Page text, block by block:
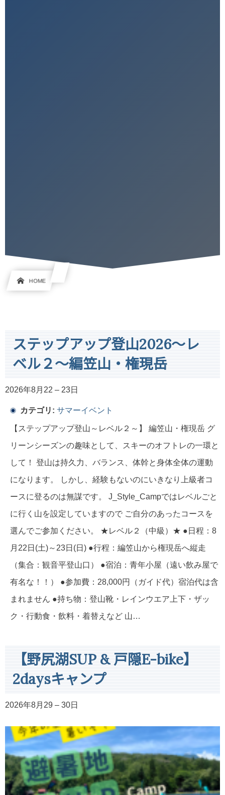
HOME
ステップアップ登山2026～レ
ベル２～編笠山・権現岳
2026年8月22 – 23日
カテゴリ: サマーイベント
【ステップアップ登山～レベル２～】 編笠山・権現岳 グ
リーンシーズンの趣味として、スキーのオフトレの一環と
して！ 登山は持久力、バランス、体幹と身体全体の運動
になります。 しかし、経験もないのにいきなり上級者コ
ースに登るのは無謀です。 J_Style_Campではレベルごと
に行く山を設定していますので ご自分のあったコースを
選んでご参加ください。 ★レベル２（中級）★ ●日程：8
月22日(土)～23日(日) ●行程：編笠山から権現岳へ縦走
（集合：観音平登山口） ●宿泊：青年小屋（遠い飲み屋で
有名な！！） ●参加費：28,000円（ガイド代）宿泊代は含
まれません ●持ち物：登山靴・レインウエア上下・ザッ
ク・行動食・飲料・着替えなど 山…
【野尻湖SUP & 戸隠E-bike】
2daysキャンプ
2026年8月29 – 30日